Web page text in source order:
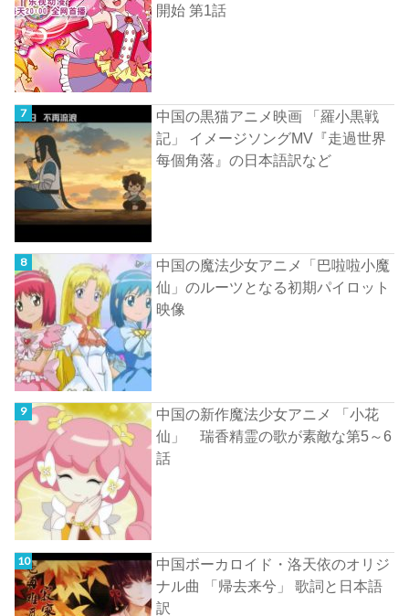
開始 第1話
中国の黒猫アニメ映画 「羅小黒戦
記」 イメージソングMV『走過世界
每個角落』の日本語訳など
中国の魔法少女アニメ「巴啦啦小魔
仙」のルーツとなる初期パイロット
映像
中国の新作魔法少女アニメ 「小花
仙」 瑞香精霊の歌が素敵な第5～6
話
中国ボーカロイド・洛天依のオリジ
ナル曲 「帰去来兮」 歌詞と日本語
訳